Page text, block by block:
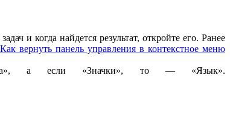
и когда найдется результат, откройте его. Ранее
Как вернуть панель управления в контекстное меню
а если «Значки», то — «Язык».